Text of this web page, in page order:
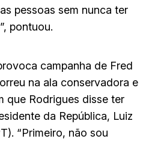
pessoas sem nunca ter
pontuou.
campanha de Fred
na ala conservadora e
que Rodrigues disse ter
da República, Luiz
“Primeiro, não sou